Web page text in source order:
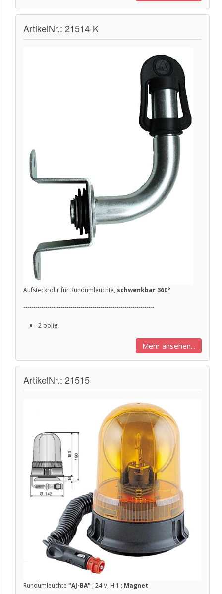
ArtikelNr.: 21514-K
Aufsteckrohr für Rundumleuchte, schwenkbar 360°
------------------------------------------------------------------
2 polig
Mehr ansehen...
ArtikelNr.: 21515
Rundumleuchte "AJ-BA" ; 24 V, H 1 ; Magnet